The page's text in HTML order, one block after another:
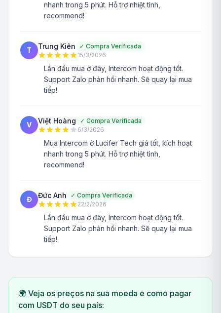
nhanh trong 5 phút. Hỗ trợ nhiệt tình,
recommend!
T Trung Kiên ✓ Compra Verificada
15/3/2026
Lần đầu mua ở đây, Intercom hoạt động tốt.
Support Zalo phản hồi nhanh. Sẽ quay lại mua
tiếp!
V Việt Hoàng ✓ Compra Verificada
6/3/2026
Mua Intercom ở Lucifer Tech giá tốt, kích hoạt
nhanh trong 5 phút. Hỗ trợ nhiệt tình,
recommend!
Đ Đức Anh ✓ Compra Verificada
22/2/2026
Lần đầu mua ở đây, Intercom hoạt động tốt.
Support Zalo phản hồi nhanh. Sẽ quay lại mua
tiếp!
🌍 Veja os preços na sua moeda e como pagar
com USDT do seu país: